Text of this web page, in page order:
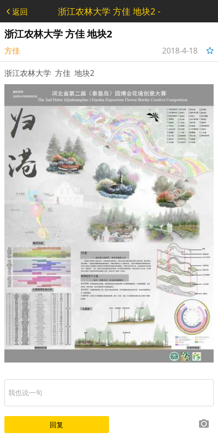
返回
浙江农林大学 方佳 地块2 -
秦皇岛花境大赛
浙江农林大学 方佳 地块2
方佳
2018-4-18
20:11:38
浙江农林大学 方佳 地块2